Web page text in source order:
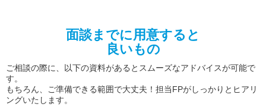
面談までに用意すると
良いもの
ご相談の際に、以下の資料があるとスムーズなアドバイスが可能で
す。
もちろん、ご準備できる範囲で大丈夫！担当FPがしっかりとヒアリ
ングいたします。